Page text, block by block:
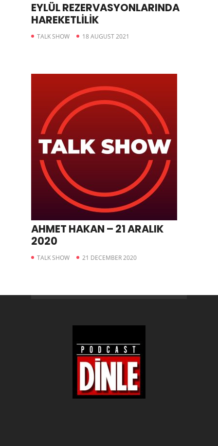
EYLÜL REZERVASYONLARINDA
HAREKETLİLİK
TALK SHOW 18 AUGUST 2021
AHMET HAKAN – 21 ARALIK
2020
TALK SHOW 21 DECEMBER 2020